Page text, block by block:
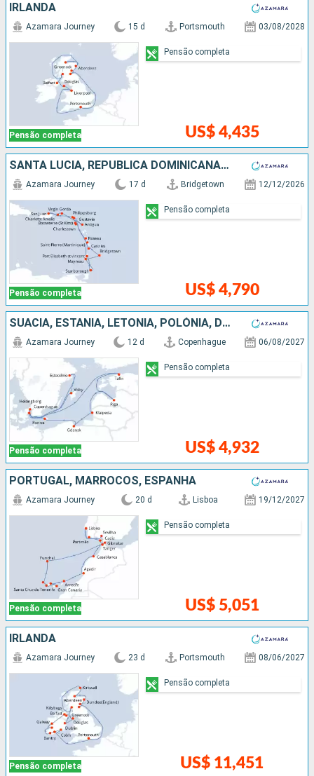
IRLANDA
Pensão completa
Azamara Journey 15 d Portsmouth 03/08/2028
US$ 4,435
Pensão completa
SANTA LUCIA, REPUBLICA DOMINICANA, PORTO RICO, ESTADOS UNIDOS, ANTIGUA E BARBUDA, FRANCIA, TRINIDADE E TOBAGO, SÃO VINCENTE E GRANADINAS, BARBADOS
Pensão completa
Azamara Journey 17 d Bridgetown 12/12/2026
US$ 4,790
Pensão completa
SUÃCIA, ESTÃNIA, LETÔNIA, POLÓNIA, DINAMARCA
Pensão completa
Azamara Journey 12 d Copenhague 06/08/2027
US$ 4,932
Pensão completa
PORTUGAL, MARROCOS, ESPANHA
Pensão completa
Azamara Journey 20 d Lisboa 19/12/2027
US$ 5,051
Pensão completa
IRLANDA
Pensão completa
Azamara Journey 23 d Portsmouth 08/06/2027
US$ 11,451
Pensão completa